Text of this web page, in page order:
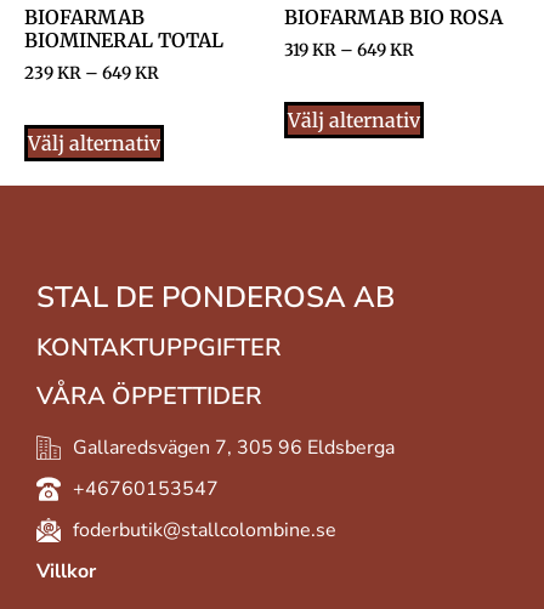
BIOFARMAB
BIOMINERAL TOTAL
239KR – 649KR
Välj alternativ
BIOFARMAB BIO ROSA
319KR – 649KR
Välj alternativ
STAL DE PONDEROSA AB
KONTAKTUPPGIFTER
VÅRA ÖPPETTIDER
Gallaredsvägen 7, 305 96 Eldsberga
+46760153547
foderbutik@stallcolombine.se
Villkor